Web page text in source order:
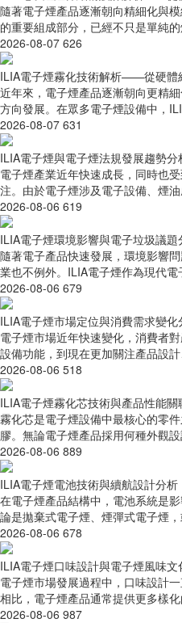
隨著電子煙產品逐漸朝向精細化與
的重要組成部分，已經不只是單純的
2026-08-07 626
ILIA電子煙霧化技術解析——從硬體
近年來，電子煙產品逐漸朝向更精細
方向發展。在眾多電子煙設備中
2026-08-07 631
ILIA電子煙與電子煙法規發展趨勢分
電子煙產業近年快速成長，同時也
注。由於電子煙涉及電子設備、
2026-08-06 619
ILIA電子煙環境影響與電子垃圾議題
隨著電子產品快速發展，環境影響
業也不例外。ILIA電子煙作為現代電子
2026-08-06 679
ILIA電子煙市場定位與消費需求變化
電子煙市場近年快速變化，消費者
設備功能，到現在更加關注產品設計
2026-08-06 518
ILIA電子煙霧化芯技術與產品性能關
霧化芯是電子煙設備中最核心的零
膠。無論電子煙產品採用何種外觀
2026-08-06 889
ILIA電子煙電池技術與續航設計分析
在電子煙產品結構中，電池系統是
論是拋棄式電子煙、煙彈式電子煙
2026-08-06 678
ILIA電子煙口味設計與電子煙風味文
電子煙市場發展過程中，口味設計
相比，電子煙產品通常提供更多樣化
2026-08-06 987